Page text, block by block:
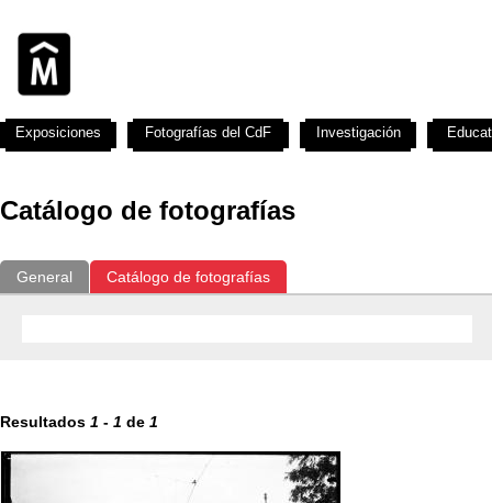
Catálogo de fotografías
General Catálogo de fotografías
Resultados 1 - 1 de 1
Exposiciones Fotografías del CdF Investigación